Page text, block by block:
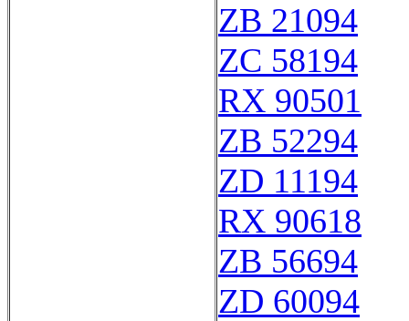
ZB 21094
ZC 58194
RX 90501
ZB 52294
ZD 11194
RX 90618
ZB 56694
ZD 60094